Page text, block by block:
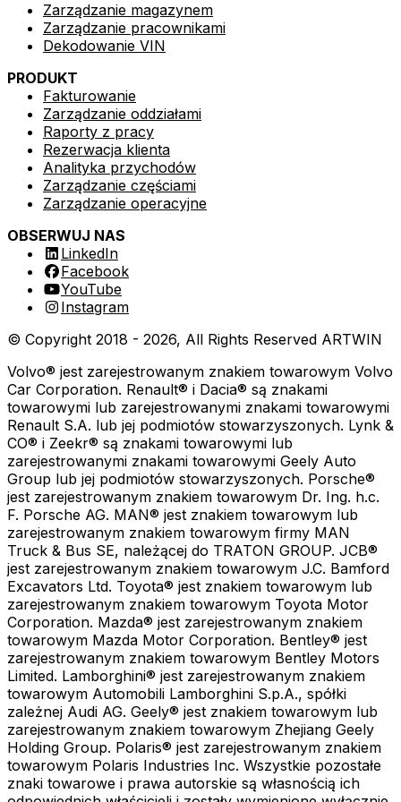
Raporty z pracy
Raporty części
Raporty podwykonawstwa
Narzędzia pomocnicze
Dekodowanie VIN
Autouzupełnienie dla osób prawnych
Autouzupełnienie marek i modeli
Szablony pracy
Komunikacja
Kanały e-mail
Kanały SMS
Kanały czatu
ARTWIN Inteligencja
Rozwiązania oparte na AI
Wykorzystaj moc AI, aby usprawnić obsługę serwisową
samochodów. Nasze rozwiązania oparte na AI zapewniają
inteligentne spostrzeżenia, automatyzują rutynowe
zadania i optymalizują przepływy pracy w celu uzyskania
maksymalnej wydajności.
Integracje
Audatex
Detailing samochodów
Profesjonalny serwis samochodowy specjalizujący się w
czyszczeniu i pielęgnacji wszystkich typów pojazdów
Myjnia samochodowa
Kompleksowe mycie samochodów każdego typu,
gwarantujące doskonały efekt
Zarządzanie magazynem
Zarządzanie pracownikami
Dekodowanie VIN
PRODUKT
Fakturowanie
Zarządzanie oddziałami
Raporty z pracy
Rezerwacja klienta
Analityka przychodów
Zarządzanie częściami
Zarządzanie operacyjne
OBSERWUJ NAS
LinkedIn
Facebook
YouTube
Instagram
© Copyright 2018 - 2026, All Rights Reserved ARTWIN
Volvo® jest zarejestrowanym znakiem towarowym Volvo
Car Corporation. Renault® i Dacia® są znakami
towarowymi lub zarejestrowanymi znakami towarowymi
Renault S.A. lub jej podmiotów stowarzyszonych. Lynk &
CO® i Zeekr® są znakami towarowymi lub
zarejestrowanymi znakami towarowymi Geely Auto
Group lub jej podmiotów stowarzyszonych. Porsche®
jest zarejestrowanym znakiem towarowym Dr. Ing. h.c.
F. Porsche AG. MAN® jest znakiem towarowym lub
zarejestrowanym znakiem towarowym firmy MAN
Truck & Bus SE, należącej do TRATON GROUP. JCB®
jest zarejestrowanym znakiem towarowym J.C. Bamford
Excavators Ltd. Toyota® jest znakiem towarowym lub
zarejestrowanym znakiem towarowym Toyota Motor
Corporation. Mazda® jest zarejestrowanym znakiem
towarowym Mazda Motor Corporation. Bentley® jest
zarejestrowanym znakiem towarowym Bentley Motors
Limited. Lamborghini® jest zarejestrowanym znakiem
towarowym Automobili Lamborghini S.p.A., spółki
zależnej Audi AG. Geely® jest znakiem towarowym lub
zarejestrowanym znakiem towarowym Zhejiang Geely
Holding Group. Polaris® jest zarejestrowanym znakiem
towarowym Polaris Industries Inc. Wszystkie pozostałe
znaki towarowe i prawa autorskie są własnością ich